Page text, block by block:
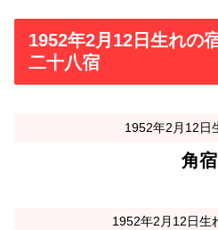
1952年2月12日生れの
二十八宿
1952年2月12日
角宿
1952年2月12日生